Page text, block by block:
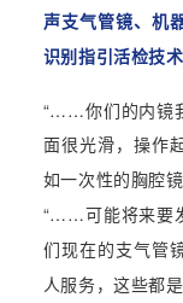
声支气管镜、机
识别指引活检技
“……你们的内镜
面很光滑，操作
如一次性的胸腔
“……可能将来要
们现在的支气管
人服务，这些都